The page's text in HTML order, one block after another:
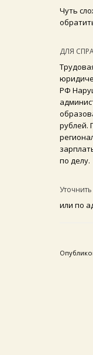
Чуть
ДЛЯ
РФ
рублей.
по делу.
или по